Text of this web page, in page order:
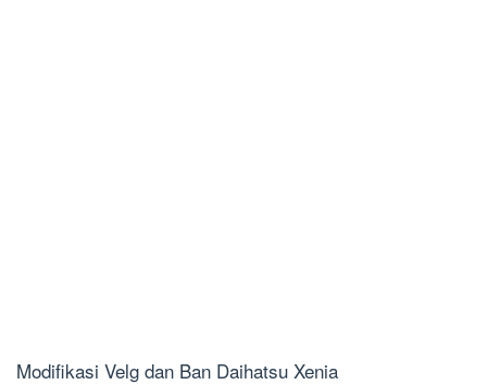
Modifikasi Velg dan Ban Daihatsu Xenia